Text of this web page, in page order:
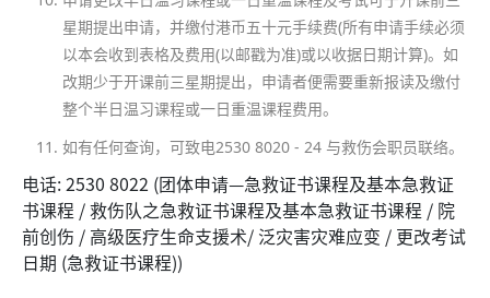
星期提出申请，并缴付港币五十元手续费(所有申请手续必须
以本会收到表格及费用(以邮戳为准)或以收据日期计算)。如
改期少于开课前三星期提出，申请者便需要重新报读及缴付
整个半日温习课程或一日重温课程费用。
如有任何查询，可致电2530 8020 - 24 与救伤会职员联络。
电话: 2530 8022 (团体申请—急救证书课程及基本急救证
书课程 / 救伤队之急救证书课程及基本急救证书课程 / 院
前创伤 / 高级医疗生命支援术/ 泛灾害灾难应变 / 更改考试
日期 (急救证书课程))